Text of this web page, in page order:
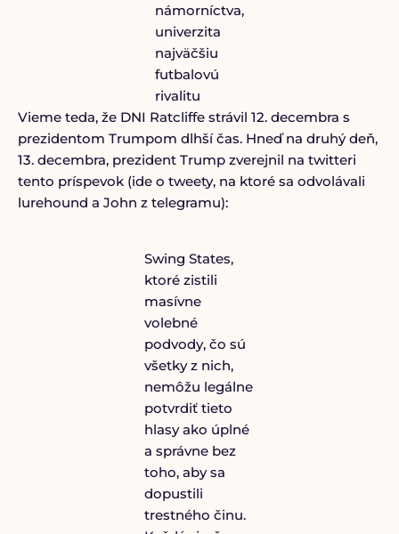
námorníctva,
univerzita
najväčšiu
futbalovú
rivalitu
Vieme teda, že DNI Ratcliffe strávil 12. decembra s
prezidentom Trumpom dlhší čas. Hneď na druhý deň,
13. decembra, prezident Trump zverejnil na twitteri
tento príspevok (ide o tweety, na ktoré sa odvolávali
lurehound a John z telegramu):
Swing States,
ktoré zistili
masívne
volebné
podvody, čo sú
všetky z nich,
nemôžu legálne
potvrdiť tieto
hlasy ako úplné
a správne bez
toho, aby sa
dopustili
trestného činu.